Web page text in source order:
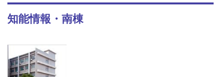
知能情報・南棟